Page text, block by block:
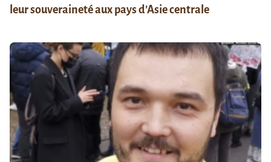
leur souveraineté aux pays d’Asie centrale